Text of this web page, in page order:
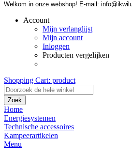
Welkom in onze webshop! E-mail:
Account
Mijn verlanglijst
Mijn account
Inloggen
Producten vergelijken
Shopping Cart: product
Zoek
Home
Energiesystemen
Technische accessoires
Kampeerartikelen
Menu